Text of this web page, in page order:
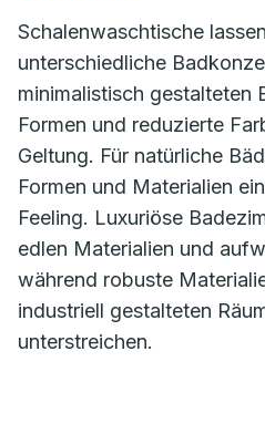
Schalenwaschtische
unterschiedliche
minimalistisch gestalteten
Formen und reduzierte
Geltung. Für natürliche
Formen und Materialien
Feeling. Luxuriöse
edlen Materialien und
während robuste
industriell gestalteten
unterstreichen.